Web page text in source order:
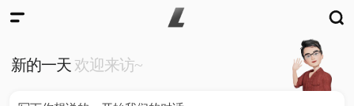
新的一天 欢迎来访~